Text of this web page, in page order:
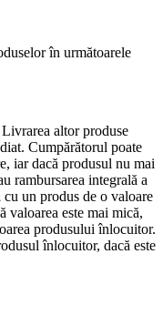
în următoarele
altor produse
Cumpărătorul poate
iar dacă produsul nu mai
rambursarea integrală a
un produs de o valoare
valoarea este mai mică,
produsului înlocuitor.
înlocuitor, dacă este